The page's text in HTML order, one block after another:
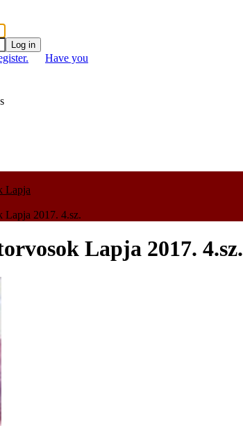
Log in
Have you
Lapja
2017. 4.sz.
Lapja 2017. 4.sz.